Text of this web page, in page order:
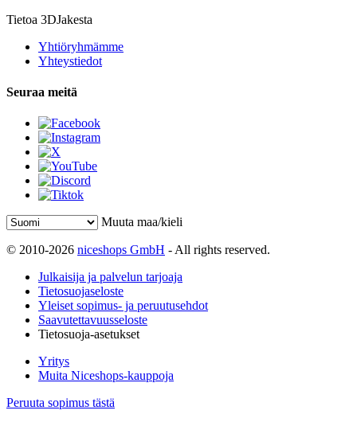
Tietoa 3DJakesta
Yhtiöryhmämme
Yhteystiedot
Seuraa meitä
Muuta maa/kieli
© 2010-2026 niceshops GmbH - All rights reserved.
Julkaisija ja palvelun tarjoaja
Tietosuojaseloste
Yleiset sopimus- ja peruutusehdot
Saavutettavuusseloste
Tietosuoja-asetukset
Yritys
Muita Niceshops-kauppoja
Peruuta sopimus tästä